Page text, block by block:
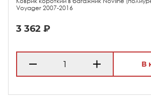
Voyager 2007-2016
3 362 ₽
В